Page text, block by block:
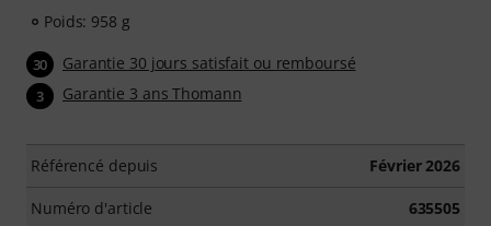
Poids: 958 g
30 Garantie 30 jours satisfait ou remboursé
3 Garantie 3 ans Thomann
Référencé depuis Février 2026
Numéro d'article 635505